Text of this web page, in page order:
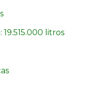
litros